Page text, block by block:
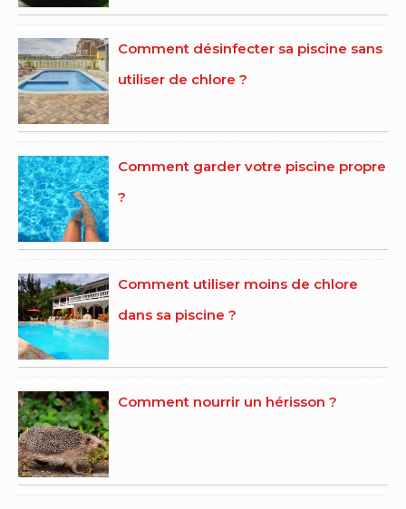
Comment désinfecter sa piscine sans
utiliser de chlore ?
Comment garder votre piscine propre
?
Comment utiliser moins de chlore
dans sa piscine ?
Comment nourrir un hérisson ?